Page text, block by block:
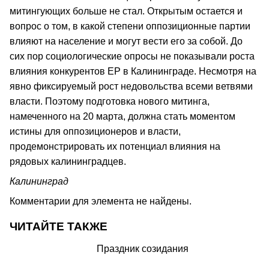
митингующих больше не стал. Открытым остается и
вопрос о том, в какой степени оппозиционные партии
влияют на население и могут вести его за собой. До
сих пор социологические опросы не показывали роста
влияния конкурентов ЕР в Калининграде. Несмотря на
явно фиксируемый рост недовольства всеми ветвями
власти. Поэтому подготовка нового митинга,
намеченного на 20 марта, должна стать моментом
истины для оппозиционеров и власти,
продемонстрировать их потенциал влияния на
рядовых калининградцев.
Калининград
Комментарии для элемента не найдены.
ЧИТАЙТЕ ТАКЖЕ
Праздник созидания